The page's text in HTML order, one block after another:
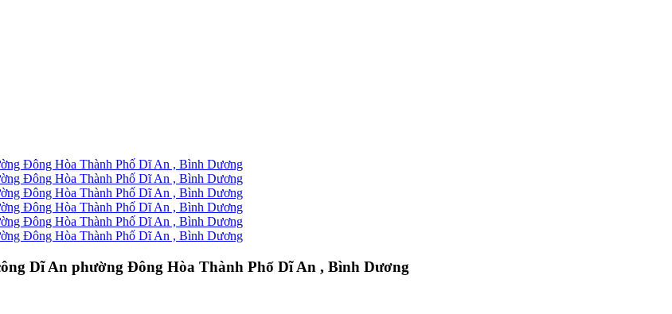
Dĩ An phường Đông Hòa Thành Phố Dĩ An , Bình Dương